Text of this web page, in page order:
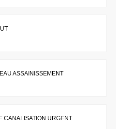
ASSAINISSEMENT
CANALISATION URGENT